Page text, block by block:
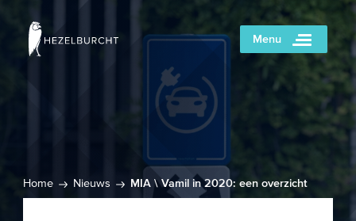
Menu
Home Nieuws MIA \ Vamil in 2020: een overzicht